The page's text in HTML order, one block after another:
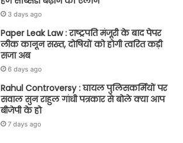
3 days ago
Paper Leak Law : राष्ट्रपति मंजूरी के बाद पेपर
लीक कानून सख्त, दोषियों को होगी त्वरित कड़ी
सजा अब
6 days ago
Rahul Controversy : घायल पुलिसकर्मियों पर
सवाल सुन राहुल गांधी पत्रकार से बोले क्या आप
बीजेपी के हो
7 days ago